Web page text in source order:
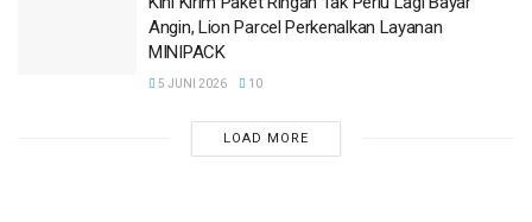
Angin, Lion Parcel Perkenalkan Layanan
MINIPACK
5 JUNI 2026 10
LOAD MORE